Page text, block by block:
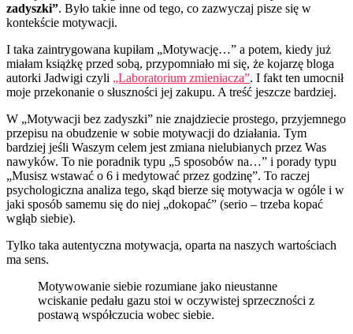
zadyszki”. Było takie inne od tego, co zazwyczaj pisze się w
kontekście motywacji.
I taka zaintrygowana kupiłam „Motywację…” a potem, kiedy już
miałam książkę przed sobą, przypomniało mi się, że kojarzę bloga
autorki Jadwigi czyli „Laboratorium zmieniacza”. I fakt ten umocnił
moje przekonanie o słuszności jej zakupu. A treść jeszcze bardziej.
W „Motywacji bez zadyszki” nie znajdziecie prostego, przyjemnego
przepisu na obudzenie w sobie motywacji do działania. Tym
bardziej jeśli Waszym celem jest zmiana nielubianych przez Was
nawyków. To nie poradnik typu „5 sposobów na…” i porady typu
„Musisz wstawać o 6 i medytować przez godzinę”. To raczej
psychologiczna analiza tego, skąd bierze się motywacja w ogóle i w
jaki sposób samemu się do niej „dokopać” (serio – trzeba kopać
wgłąb siebie).
Tylko taka autentyczna motywacja, oparta na naszych wartościach
ma sens.
Motywowanie siebie rozumiane jako nieustanne
wciskanie pedału gazu stoi w oczywistej sprzeczności z
postawą współczucia wobec siebie.